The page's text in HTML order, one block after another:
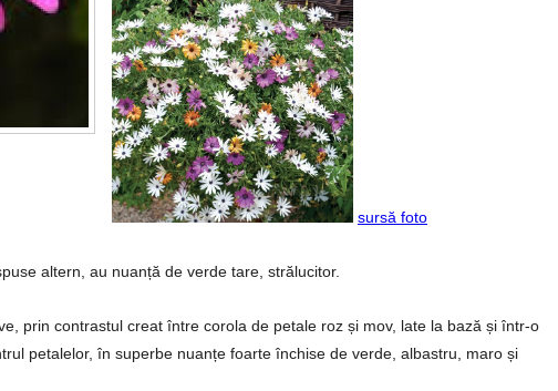
sursă foto
altern, au nuanță de verde tare, strălucitor.
prin contrastul creat între corola de petale roz și mov, late la bază și într-o
petalelor, în superbe nuanțe foarte închise de verde, albastru, maro și